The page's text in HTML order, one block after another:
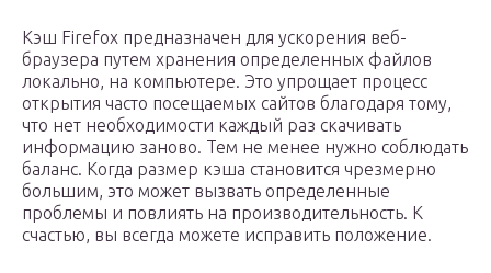
Кэш Firefox предназначен для ускорения веб-
браузера путем хранения определенных файлов
локально, на компьютере. Это упрощает процесс
открытия часто посещаемых сайтов благодаря тому,
что нет необходимости каждый раз скачивать
информацию заново. Тем не менее нужно соблюдать
баланс. Когда размер кэша становится чрезмерно
большим, это может вызвать определенные
проблемы и повлиять на производительность. К
счастью, вы всегда можете исправить положение.